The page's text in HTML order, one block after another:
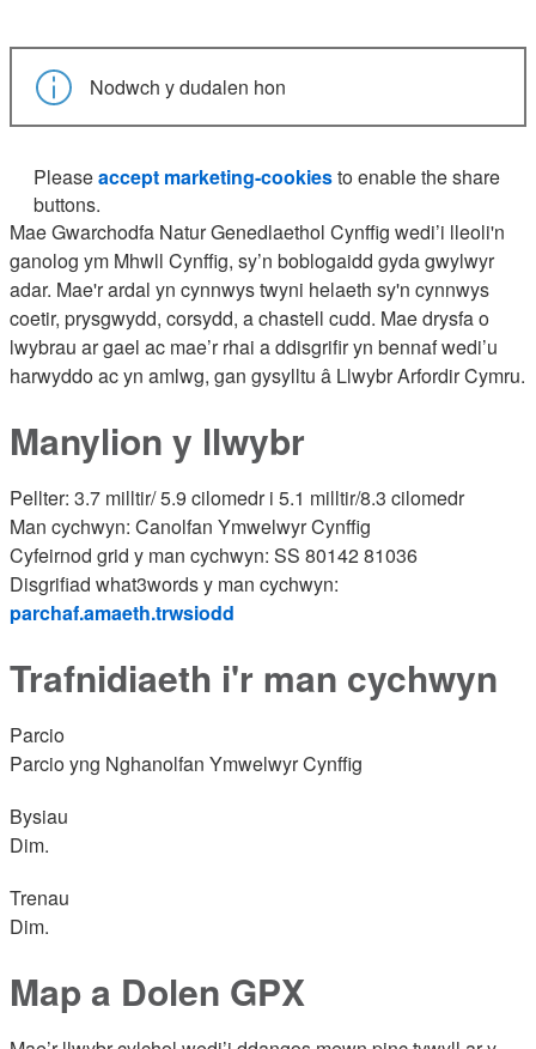
Nodwch y dudalen hon
Pleaseaccept marketing-cookiesto enable the share
buttons.
Mae Gwarchodfa Natur Genedlaethol Cynffig wedi’i lleoli'n
ganolog ym Mhwll Cynffig, sy’n boblogaidd gyda gwylwyr
adar. Mae'r ardal yn cynnwys twyni helaeth sy'n cynnwys
coetir, prysgwydd, corsydd, a chastell cudd. Mae drysfa o
lwybrau ar gael ac mae’r rhai a ddisgrifir yn bennaf wedi’u
harwyddo ac yn amlwg, gan gysylltu â Llwybr Arfordir Cymru.
Manylion y llwybr
Pellter: 3.7 milltir/ 5.9 cilomedr i 5.1 milltir/8.3 cilomedr
Man cychwyn: Canolfan Ymwelwyr Cynffig
Cyfeirnod grid y man cychwyn: SS 80142 81036
Disgrifiad what3words y man cychwyn:
parchaf.amaeth.trwsiodd
Trafnidiaeth i'r man cychwyn
Parcio
Parcio yng Nghanolfan Ymwelwyr Cynffig
Bysiau
Dim.
Trenau
Dim.
Map a Dolen GPX